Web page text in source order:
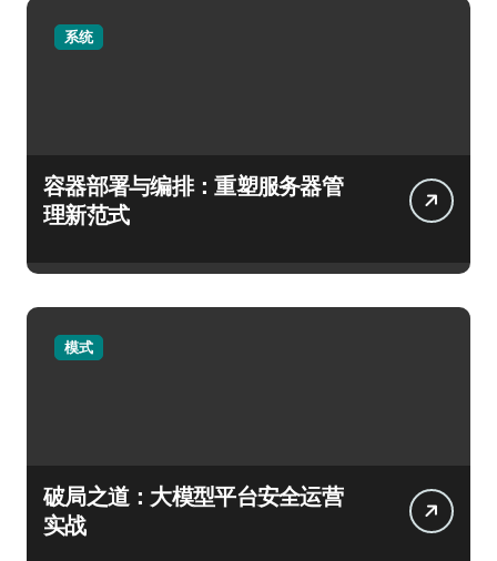
系统
容器部署与编排：重塑服务器管
理新范式
模式
破局之道：大模型平台安全运营
实战